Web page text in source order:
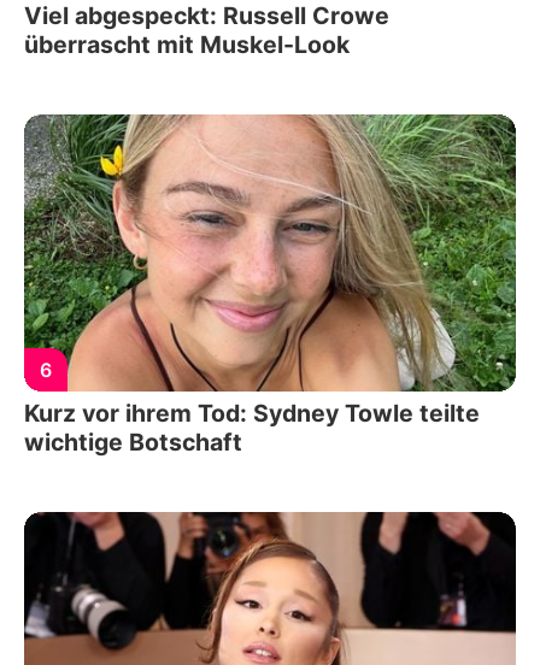
Viel abgespeckt: Russell Crowe
überrascht mit Muskel-Look
6
Kurz vor ihrem Tod: Sydney Towle teilte
wichtige Botschaft